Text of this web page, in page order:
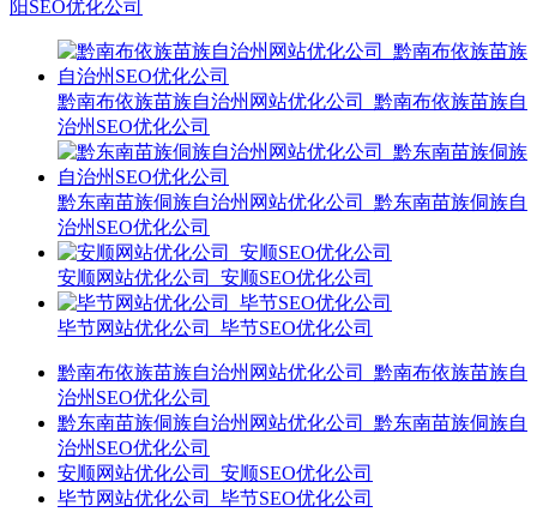
阳SEO优化公司
黔南布依族苗族自治州网站优化公司_黔南布依族苗族自
治州SEO优化公司
黔东南苗族侗族自治州网站优化公司_黔东南苗族侗族自
治州SEO优化公司
安顺网站优化公司_安顺SEO优化公司
毕节网站优化公司_毕节SEO优化公司
黔南布依族苗族自治州网站优化公司_黔南布依族苗族自
治州SEO优化公司
黔东南苗族侗族自治州网站优化公司_黔东南苗族侗族自
治州SEO优化公司
安顺网站优化公司_安顺SEO优化公司
毕节网站优化公司_毕节SEO优化公司